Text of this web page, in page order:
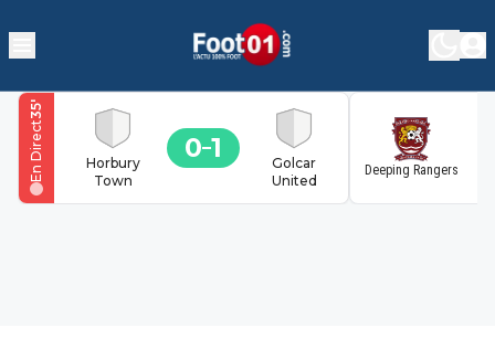
Horbury
Town
0 1
Golcar
United
35
'
En Direct Deeping Rangers